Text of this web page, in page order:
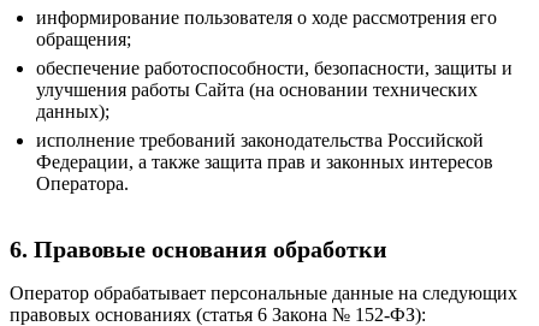
информирование пользователя о ходе рассмотрения его
обращения;
обеспечение работоспособности, безопасности, защиты и
улучшения работы Сайта (на основании технических
данных);
исполнение требований законодательства Российской
Федерации, а также защита прав и законных интересов
Оператора.
6. Правовые основания обработки
Оператор обрабатывает персональные данные на следующих
правовых основаниях (статья 6 Закона № 152-ФЗ):